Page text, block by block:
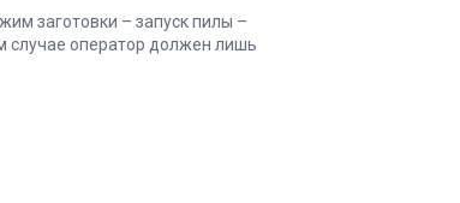
заготовки – запуск пилы –
случае оператор должен лишь